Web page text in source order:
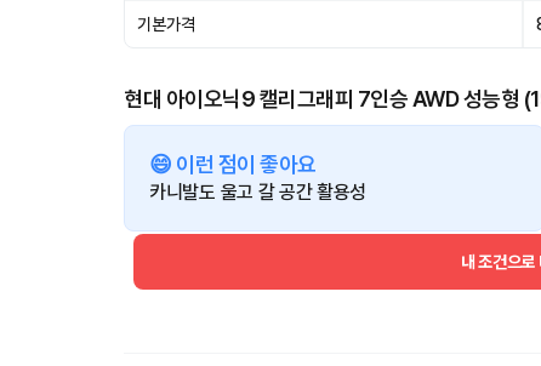
기본가격
현대 아이오닉9 캘리그래피 7인승 AWD 성능형
😄 이런 점이 좋아요
카니발도 울고 갈 공간 활용성
내 조건으로